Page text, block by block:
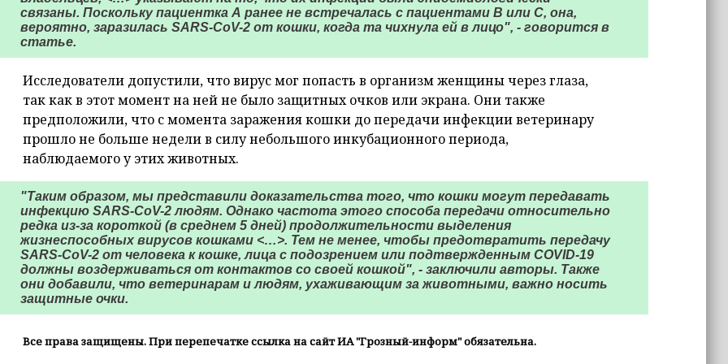
связаны. Поскольку пациентка А ранее не встречалась с пациентами В или С, она,
вероятно, заразилась SARS-CoV-2 от кошки, когда та чихнула ей в лицо", - говорится в
статье.
Исследователи допустили, что вирус мог попасть в организм женщины через глаза,
так как в этот момент на ней не было защитных очков или экрана. Они также
предположили, что с момента заражения кошки до передачи инфекции ветеринару
прошло не больше недели в силу небольшого инкубационного периода,
наблюдаемого у этих животных.
"Таким образом, мы представили доказательства того, что кошки могут передавать
инфекцию SARS-CoV-2 людям. Однако частота этого способа передачи относительно
редка из-за короткой (в среднем 5 дней) продолжительности выделения
жизнеспособных вирусов кошками <…>. Тем не менее, чтобы предотвратить передачу
SARS-CoV-2 от человека к кошке, лица с подозрением или подтвержденным COVID-19
должны воздерживаться от контактов со своей кошкой", - заключили авторы. Также
они добавили, что ветеринарам и людям, ухаживающим за животными, важно носить
защитные очки.
Все права защищены. При перепечатке ссылка на сайт ИА "Грозный-информ" обязательна.